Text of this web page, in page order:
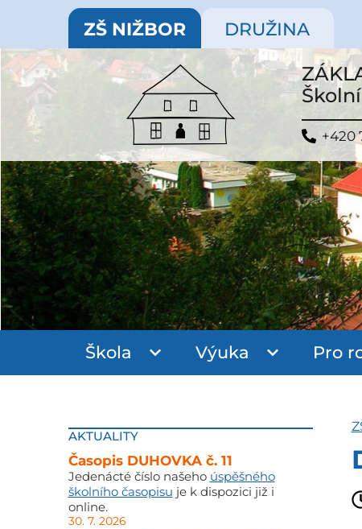
ZŠ NIŽBOR DRUŽINA
+420
Škola Výuka Pro
AKTUALITY
Časopis DUHOVKA č. 11
Jedenácté číslo našeho úspěšného
školního časopisu je k dispozici již i
online.
30. 7. 2026